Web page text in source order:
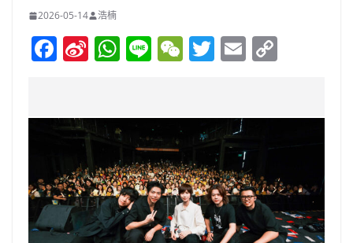
2026-05-14 浩楠
F
e
o
o
k
Si
W
ei
b
o
W
s
A
p
p
Li W
h
at
T
er
E
l y
n
k